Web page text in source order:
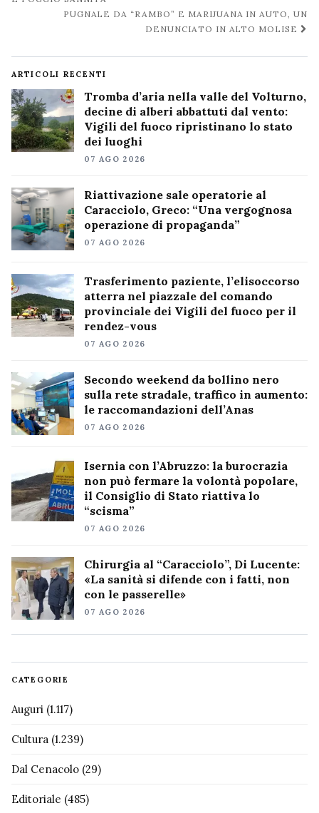
PUGNALE DA “RAMBO” E MARIJUANA IN AUTO, UN
DENUNCIATO IN ALTO MOLISE
ARTICOLI RECENTI
Tromba d’aria nella valle del Volturno,
decine di alberi abbattuti dal vento:
Vigili del fuoco ripristinano lo stato
dei luoghi
07 AGO 2026
Riattivazione sale operatorie al
Caracciolo, Greco: “Una vergognosa
operazione di propaganda”
07 AGO 2026
Trasferimento paziente, l’elisoccorso
atterra nel piazzale del comando
provinciale dei Vigili del fuoco per il
rendez-vous
07 AGO 2026
Secondo weekend da bollino nero
sulla rete stradale, traffico in aumento:
le raccomandazioni dell’Anas
07 AGO 2026
Isernia con l’Abruzzo: la burocrazia
non può fermare la volontà popolare,
il Consiglio di Stato riattiva lo
“scisma”
07 AGO 2026
Chirurgia al “Caracciolo”, Di Lucente:
«La sanità si difende con i fatti, non
con le passerelle»
07 AGO 2026
CATEGORIE
Auguri (1.117)
Cultura (1.239)
Dal Cenacolo (29)
Editoriale (485)